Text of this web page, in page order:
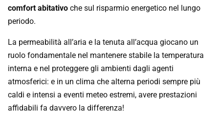
comfort abitativo che sul risparmio energetico nel lungo
periodo.
La permeabilità all’aria e la tenuta all’acqua giocano un
ruolo fondamentale nel mantenere stabile la temperatura
interna e nel proteggere gli ambienti dagli agenti
atmosferici: e in un clima che alterna periodi sempre più
caldi e intensi a eventi meteo estremi, avere prestazioni
affidabili fa davvero la differenza!